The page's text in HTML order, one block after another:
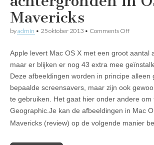
Mavericks
byadmin • 25 oktober 2013 • Comments Offon
in
X
10.9
Apple levert Mac OS X met een groot aantal
maar er blijken er nog 43 extra mee
Deze afbeeldingen worden in principe alleen
bepaalde screensavers, maar zijn ook
te gebruiken. Het gaat hier onder andere om
Geographic.Je kan de afbeeldingen in Mac
Mavericks (review) op de volgende manier